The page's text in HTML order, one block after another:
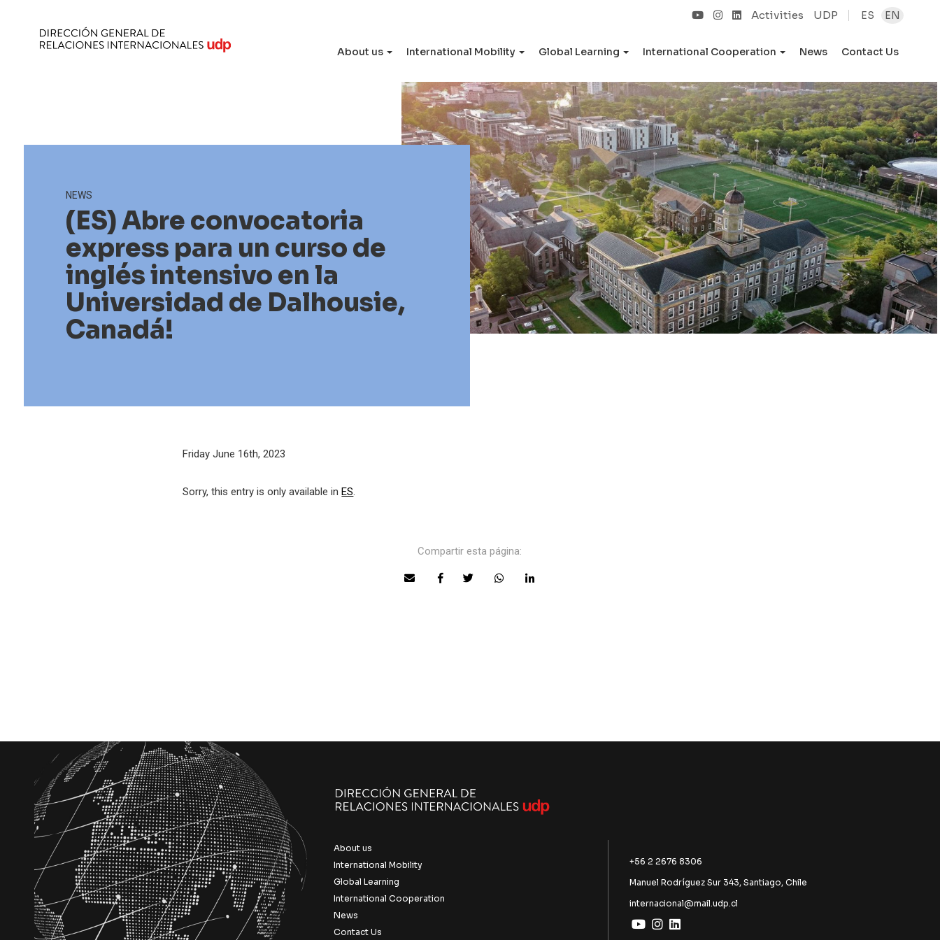
Activities UDP ES EN
About us International Mobility Global Learning International Cooperation News Contact Us
NEWS
(ES) Abre convocatoria
express para un curso de
inglés intensivo en la
Universidad de Dalhousie,
Canadá!
Friday June 16th, 2023
Sorry, this entry is only available inES.
Compartir esta página:
About us
International Mobility
Global Learning
International Cooperation
News
Contact Us
+56 2 2676 8306
Manuel Rodríguez Sur 343, Santiago, Chile
internacional@mail.udp.cl